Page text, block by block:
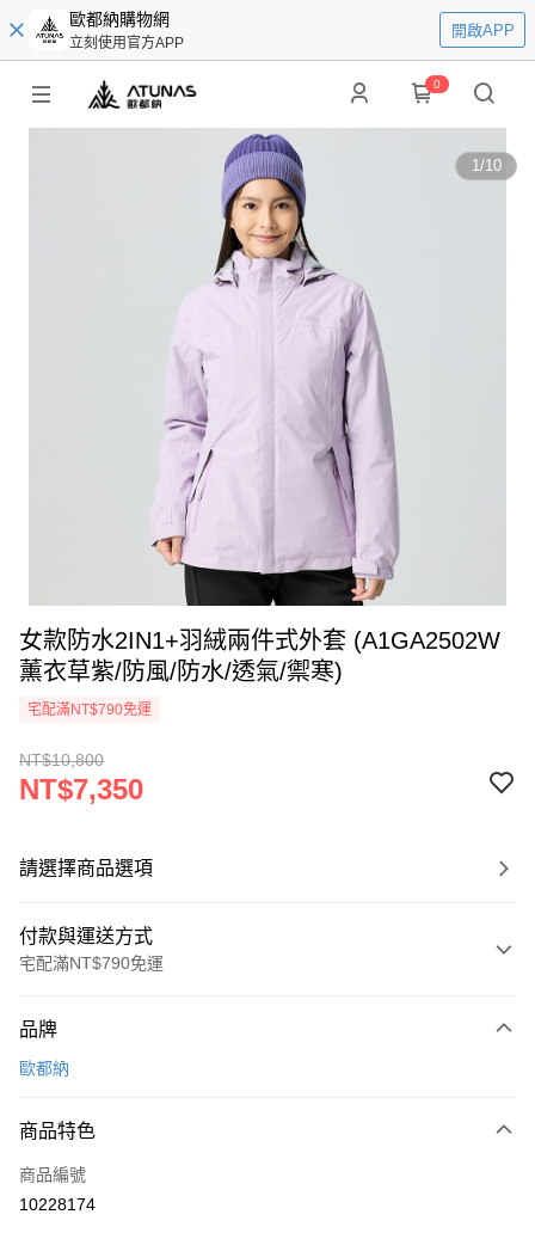
歐都納購物網
立刻使用官方APP
開啟APP
0
1/10
女款防水2IN1+羽絨兩件式外套 (A1GA2502W
薰衣草紫/防風/防水/透氣/禦寒)
宅配滿NT$790免運
NT$10,800
NT$7,350
請選擇商品選項
付款與運送方式
宅配滿NT$790免運
信用卡一次付款
3 期 0 利率 每期
合作金庫商業銀行
上海商業儲蓄銀行
合作金庫商業銀行
LINE Pay
品牌
歐都納
商品特色
商品編號
10228174